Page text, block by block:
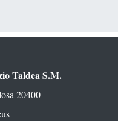
Taldea S.M.
20400